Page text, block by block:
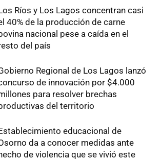
Ríos y Los Lagos concentran casi
40% de la producción de carne
nacional pese a caída en el
del país
Regional de Los Lagos lanzó
de innovación por $4.000
para resolver brechas
del territorio
educacional de
da a conocer medidas ante
de violencia que se vivió este